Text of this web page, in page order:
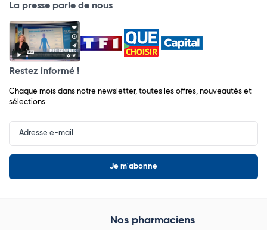
La presse parle de nous
Restez informé !
Chaque mois dans notre newsletter, toutes les offres, nouveautés et
sélections.
Input
Newsletter
Nos pharmaciens